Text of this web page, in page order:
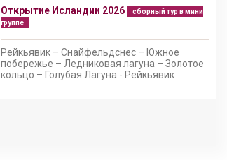
Открытие Исландии 2026
сборный тур в мини
группе
Рейкьявик – Снайфельдснес – Южное
побережье – Ледниковая лагуна – Золотое
кольцо – Голубая Лагуна - Рейкьявик